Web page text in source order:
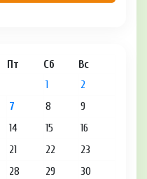
Пт Сб Вс
1
2
7 8
9
14 15
16
21 22
23
28 29
30